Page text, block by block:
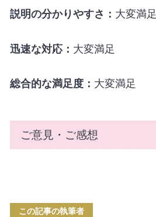
説明の分かりやすさ： 大変満足
迅速な対応： 大変満足
総合的な満足度： 大変満足
ご意見・ご感想
この記事の執筆者